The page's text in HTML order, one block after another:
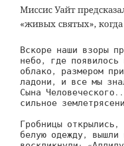
Миссис Уайт
«живых святых», когда
Вскоре наши взоры
небо, где появилось
облако, размером
ладони, и все мы
Сына
сильное
Гробницы
белую одежду, вышли